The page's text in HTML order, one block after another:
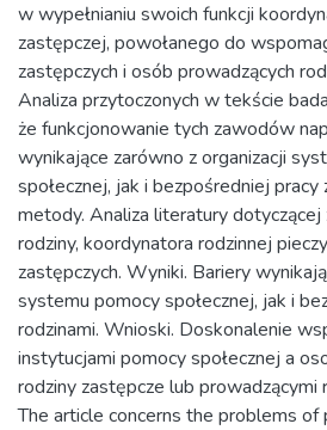
w wypełnianiu swoich funkcji
zastępczej, powołanego do
zastępczych i osób prowadzących
Analiza przytoczonych w tekście
że funkcjonowanie tych zawodów
wynikające zarówno z organizacji
społecznej, jak i bezpośredniej pracy
metody. Analiza literatury
rodziny, koordynatora rodzinnej
zastępczych. Wyniki. Bariery
systemu pomocy społecznej, jak i
rodzinami. Wnioski. Doskonalenie
instytucjami pomocy społecznej a
rodziny zastępcze lub prowadzącymi
The article concerns the problems